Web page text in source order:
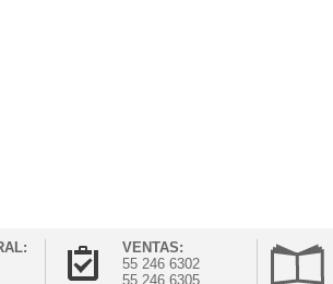
VENTAS:
55 246 6302
55 246 6305